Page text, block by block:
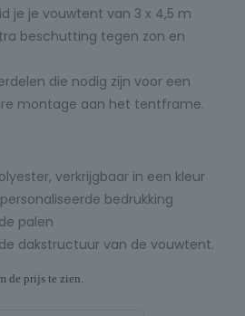
je je vouwtent van 3 x 4,5 m
beschutting tegen zon en
die nodig zijn voor een
montage aan het tentframe.
verkrijgbaar in een kleur
bedrukking
palen
dakstructuur van de vouwtent.
de prijs te zien.